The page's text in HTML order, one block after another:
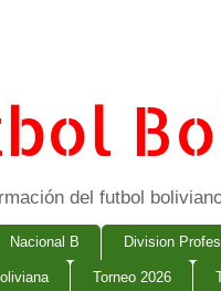
del futbol
Nacional B Division
Torneo 2026